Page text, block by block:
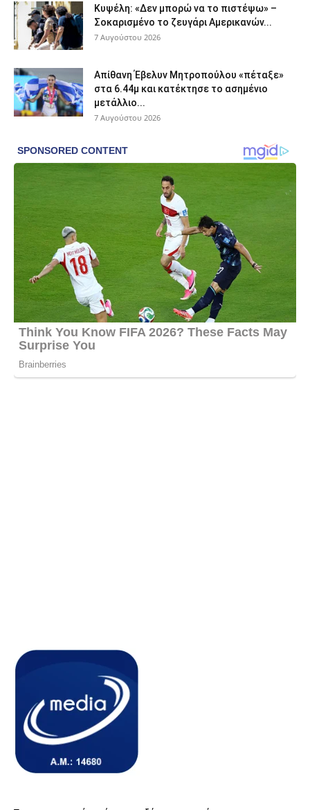
Κυψέλη: «Δεν μπορώ να το πιστέψω» –
Σοκαρισμένο το ζευγάρι Αμερικανών...
7 Αυγούστου 2026
Απίθανη Έβελυν Μητροπούλου «πέταξε»
στα 6.44μ και κατέκτησε το ασημένιο
μετάλλιο...
7 Αυγούστου 2026